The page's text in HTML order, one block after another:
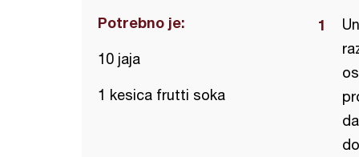
Potrebno je:
10 jaja
1 kesica frutti soka